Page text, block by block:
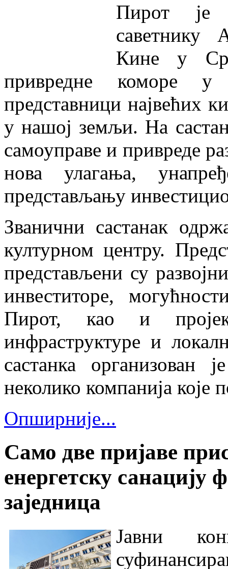
Пирот је
саветнику
Кине у
привредне коморе
представници највећих
у нашој земљи. На
самоуправе и привреде
нова улагања,
представљању
Званични састанак
културном центру.
представљени су
инвеститоре,
Пирот, као и
инфраструктуре и
састанка организован
неколико компанија које
Опширније...
Само две пријаве
енергетску санацију
заједница
Јавни